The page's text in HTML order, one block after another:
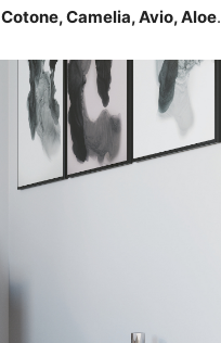
Cotone, Camelia, Avio, Aloe.